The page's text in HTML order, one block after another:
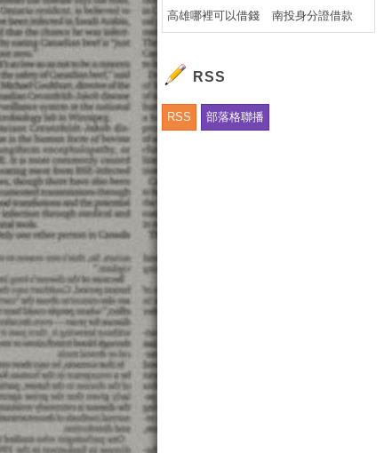
高雄哪裡可以借錢
南投身分證借款
RSS
RSS 部落格聯播